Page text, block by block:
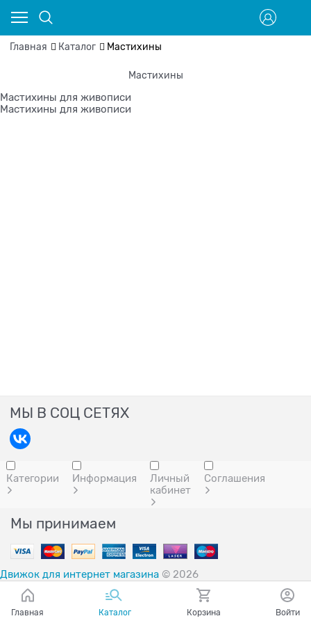
Главная Каталог Мастихины
Мастихины
Мастихины для живописи
Мастихины для живописи
МЫ В СОЦ СЕТЯХ
Категории Информация
Личный
кабинет
Соглашения
Мы принимаем
Движок для интернет магазина © 2026
Главная Каталог Корзина Войти